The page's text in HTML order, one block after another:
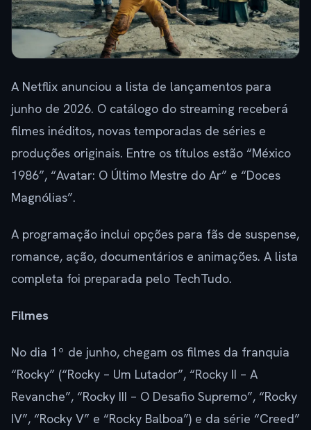
A Netflix anunciou a lista de lançamentos para
junho de 2026. O catálogo do streaming receberá
filmes inéditos, novas temporadas de séries e
produções originais. Entre os títulos estão “México
1986”, “Avatar: O Último Mestre do Ar” e “Doces
Magnólias”.
A programação inclui opções para fãs de suspense,
romance, ação, documentários e animações. A lista
completa foi preparada pelo TechTudo.
Filmes
No dia 1º de junho, chegam os filmes da franquia
“Rocky” (“Rocky – Um Lutador”, “Rocky II – A
Revanche”, “Rocky III – O Desafio Supremo”, “Rocky
IV”, “Rocky V” e “Rocky Balboa”) e da série “Creed”